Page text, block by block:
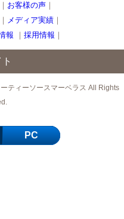
｜ お客様の声 ｜
｜ メディア実績 ｜
報 ｜ 採用情報 ｜
ティーソースマーベラス All Rights
PC